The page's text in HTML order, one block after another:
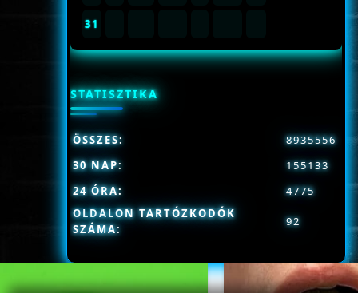
31
STATISZTIKA
OLDALON TARTÓZKODÓK
SZÁMA:
92
ÖSSZES:
8935556
30 NAP:
155133
24 ÓRA:
4775